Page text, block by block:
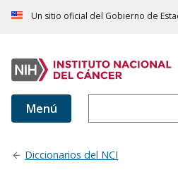
Un sitio oficial del Gobierno de
Menú
Diccionarios del NCI